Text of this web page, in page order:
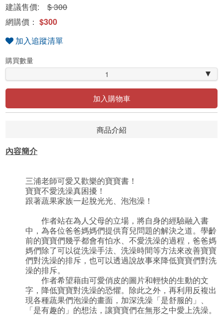
建議售價:$ 300
網購價：$300
加入追蹤清單
購買數量
1
加入購物車
商品介紹
內容簡介
三浦老師可愛又歡樂的寶寶書！
寶寶不愛洗澡真困擾！
跟著蔬果家族一起脫光光、泡泡澡！
作者站在為人父母的立場，將自身的經驗融入書
中，為各位爸爸媽媽們提供育兒問題的解決之道。學齡
前的寶寶們幾乎都會有怕水、不愛洗澡的過程，爸爸媽
媽們除了可以從洗澡手法、洗澡時間等方法來改善寶寶
們對洗澡的排斥，也可以透過說故事來降低寶寶們對洗
澡的排斥。
作者希望藉由可愛俏皮的圖片和輕快的生動的文
字，降低寶寶對洗澡的恐懼。除此之外，再利用反複出
現各種蔬果們泡澡的畫面，加深洗澡「是舒服的」、
「是有趣的」的想法，讓寶寶們在無形之中愛上洗澡。